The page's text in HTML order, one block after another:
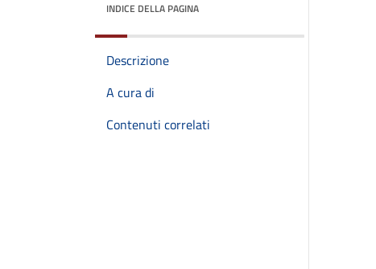
INDICE DELLA PAGINA
Descrizione
A cura di
Contenuti correlati